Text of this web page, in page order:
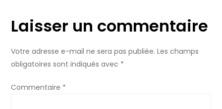
l
’
a
Laisser un commentaire
Votre adresse e-mail ne sera pas publiée. Les champs
obligatoires sont indiqués avec *
Commentaire *